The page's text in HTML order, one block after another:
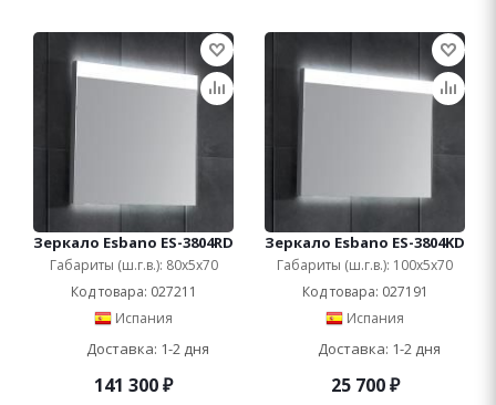
Зеркало Esbano ES-3804RD
Габариты (ш.г.в.): 80x5x70
Код товара: 027211
Испания
Доставка: 1-2 дня
141 300₽
Зеркало Esbano ES-3804KD
Габариты (ш.г.в.): 100x5x70
Код товара: 027191
Испания
Доставка: 1-2 дня
25 700₽